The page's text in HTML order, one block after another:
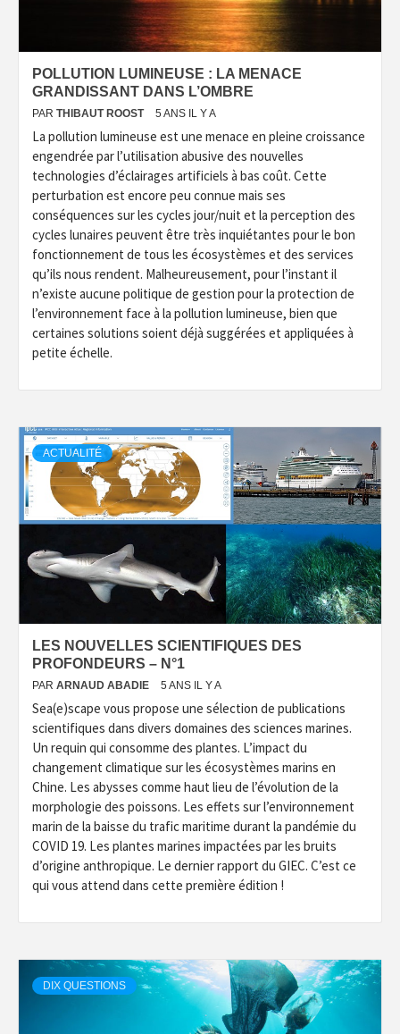
POLLUTION LUMINEUSE : LA MENACE
GRANDISSANT DANS L’OMBRE
PAR THIBAUT ROOST 5 ANS IL Y A
La pollution lumineuse est une menace en pleine croissance
engendrée par l’utilisation abusive des nouvelles
technologies d’éclairages artificiels à bas coût. Cette
perturbation est encore peu connue mais ses
conséquences sur les cycles jour/nuit et la perception des
cycles lunaires peuvent être très inquiétantes pour le bon
fonctionnement de tous les écosystèmes et des services
qu’ils nous rendent. Malheureusement, pour l’instant il
n’existe aucune politique de gestion pour la protection de
l’environnement face à la pollution lumineuse, bien que
certaines solutions soient déjà suggérées et appliquées à
petite échelle.
ACTUALITÉ
LES NOUVELLES SCIENTIFIQUES DES
PROFONDEURS – N°1
PAR ARNAUD ABADIE 5 ANS IL Y A
Sea(e)scape vous propose une sélection de publications
scientifiques dans divers domaines des sciences marines.
Un requin qui consomme des plantes. L’impact du
changement climatique sur les écosystèmes marins en
Chine. Les abysses comme haut lieu de l’évolution de la
morphologie des poissons. Les effets sur l’environnement
marin de la baisse du trafic maritime durant la pandémie du
COVID 19. Les plantes marines impactées par les bruits
d’origine anthropique. Le dernier rapport du GIEC. C’est ce
qui vous attend dans cette première édition !
DIX QUESTIONS